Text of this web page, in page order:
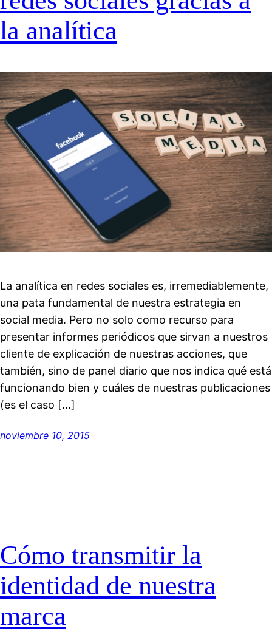
la analítica
La analítica en redes sociales es, irremediablemente,
una pata fundamental de nuestra estrategia en
social media. Pero no solo como recurso para
presentar informes periódicos que sirvan a nuestros
cliente de explicación de nuestras acciones, que
también, sino de panel diario que nos indica qué está
funcionando bien y cuáles de nuestras publicaciones
(es el caso […]
noviembre 10, 2015
Cómo transmitir la
identidad de nuestra
marca